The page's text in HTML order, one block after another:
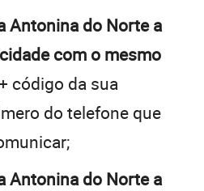
Antonina do Norte a
com o mesmo
código da sua
do telefone que
Antonina do Norte a